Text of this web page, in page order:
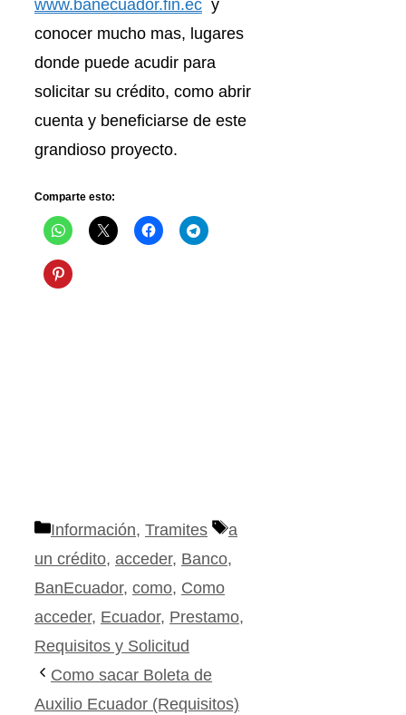
www.banecuador.fin.ec y
conocer mucho mas, lugares
donde puede acudir para
solicitar su crédito, como abrir
cuenta y beneficiarse de este
grandioso proyecto.
Comparte esto:
Categorías
Información, Tramites Etiquetas
a
un crédito, acceder, Banco,
BanEcuador, como, Como
acceder, Ecuador, Prestamo,
Requisitos y Solicitud
Como sacar Boleta de
Auxilio Ecuador (Requisitos)